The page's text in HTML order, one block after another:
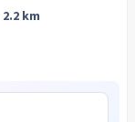
2.2 km